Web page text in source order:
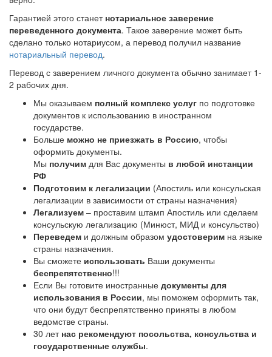
Гарантией этого станет нотариальное заверение
переведенного документа. Такое заверение может быть
сделано только нотариусом, а перевод получил название
нотариальный перевод.
Перевод с заверением личного документа обычно занимает 1-
2 рабочих дня.
Мы оказываем полный комплекс услуг по подготовке
документов к использованию в иностранном
государстве.
Больше можно не приезжать в Россию, чтобы
оформить документы.
Мы получим для Вас документы в любой инстанции
РФ
Подготовим к легализации (Апостиль или консульская
легализации в зависимости от страны назначения)
Легализуем – проставим штамп Апостиль или сделаем
консульскую легализацию (Минюст, МИД и консульство)
Переведем и должным образом удостоверим на языке
страны назначения.
Вы сможете использовать Ваши документы
беспрепятственно!!!
Если Вы готовите иностранные документы для
использования в России, мы поможем оформить так,
что они будут беспрепятственно приняты в любом
ведомстве страны.
30 лет нас рекомендуют посольства, консульства и
государственные службы.